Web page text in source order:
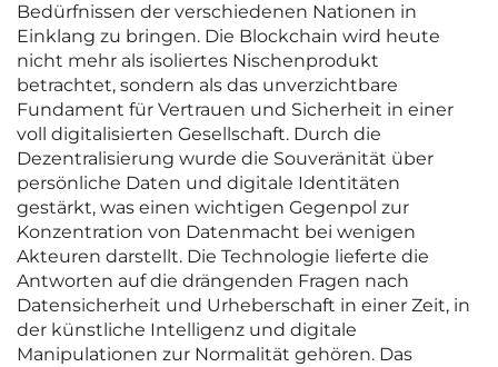
Bedürfnissen der verschiedenen Nationen in
Einklang zu bringen. Die Blockchain wird heute
nicht mehr als isoliertes Nischenprodukt
betrachtet, sondern als das unverzichtbare
Fundament für Vertrauen und Sicherheit in einer
voll digitalisierten Gesellschaft. Durch die
Dezentralisierung wurde die Souveränität über
persönliche Daten und digitale Identitäten
gestärkt, was einen wichtigen Gegenpol zur
Konzentration von Datenmacht bei wenigen
Akteuren darstellt. Die Technologie lieferte die
Antworten auf die drängenden Fragen nach
Datensicherheit und Urheberschaft in einer Zeit, in
der künstliche Intelligenz und digitale
Manipulationen zur Normalität gehören. Das